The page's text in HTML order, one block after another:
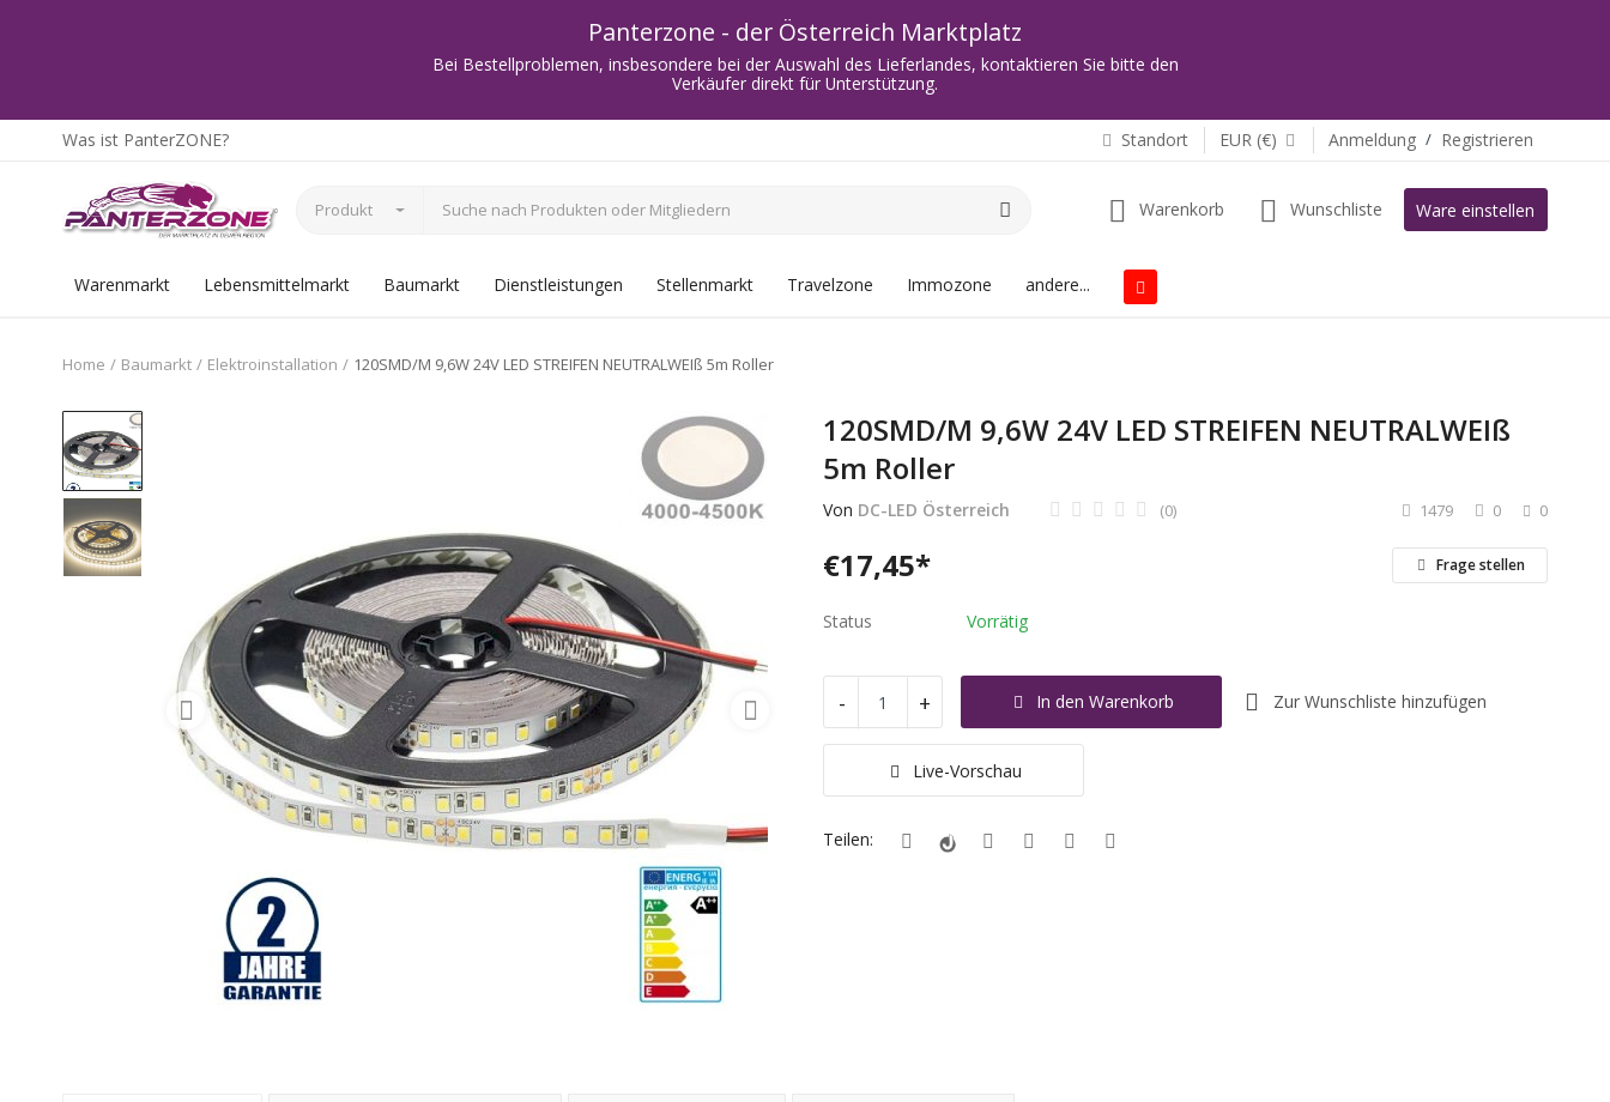
Panterzone - der Österreich Marktplatz
Bei Bestellproblemen, insbesondere bei der Auswahl des Lieferlandes, kontaktieren Sie bitte den
Verkäufer direkt für Unterstützung.
Was ist PanterZONE? Standort EUR (€) Anmeldung / Registrieren
Produkt Warenkorb Wunschliste Ware einstellen
Warenmarkt Lebensmittelmarkt Baumarkt Dienstleistungen Stellenmarkt Travelzone Immozone andere...
Home Baumarkt Elektroinstallation 120SMD/M 9,6W 24V LED STREIFEN NEUTRALWEIß 5m Roller
120SMD/M 9,6W 24V LED STREIFEN NEUTRALWEIß
5m Roller
Von DC-LED Österreich 0
(0) 0
1479
€17,45* Frage stellen
Status Vorrätig
- + In den Warenkorb Zur Wunschliste hinzufügen
Live-Vorschau
Teilen: